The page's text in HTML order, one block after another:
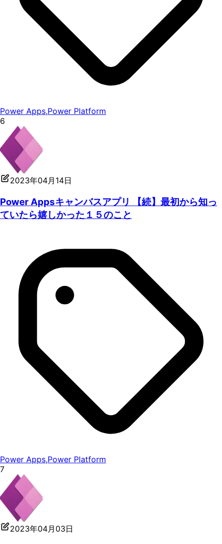
Power Apps,Power Platform
6
2023年04月14日
Power Appsキャンバスアプリ 【続】最初から知っ
ていたら嬉しかった１５のこと
Power Apps,Power Platform
7
2023年04月03日